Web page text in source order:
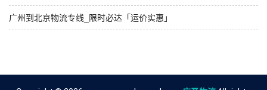
广州到北京物流专线_限时必达「运价实惠」